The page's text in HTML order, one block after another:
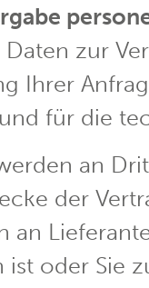
zur
Ihrer
für die
an
der
an
oder Sie